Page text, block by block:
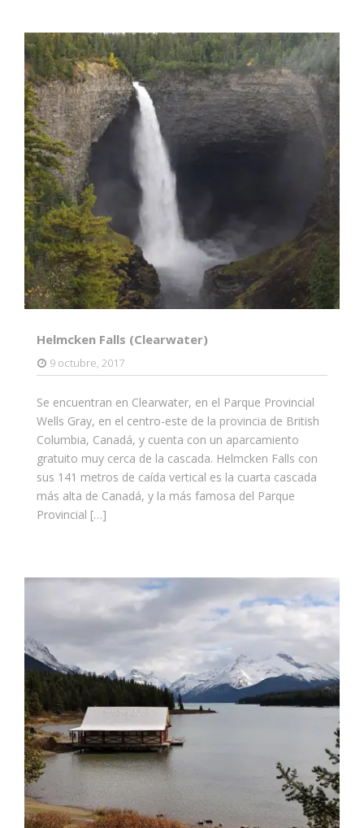
Helmcken Falls (Clearwater)
9 octubre, 2017
Se encuentran en Clearwater, en el Parque Provincial
Wells Gray, en el centro-este de la provincia de British
Columbia, Canadá, y cuenta con un aparcamiento
gratuito muy cerca de la cascada. Helmcken Falls con
sus 141 metros de caída vertical es la cuarta cascada
más alta de Canadá, y la más famosa del Parque
Provincial […]